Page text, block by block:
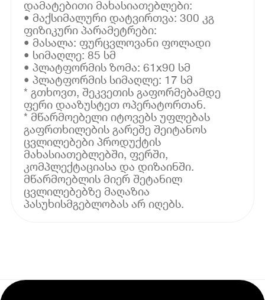
დამატებითი მახასიათებლები:
• მაქსიმალური დატვირთვა: 300 კგ
ფიზიკური პარამეტრები:
• მასალა: ფურცვლოვანი ფოლადი
• სიმაღლე: 85 სმ
• პლატფორმის ზომა: 61x90 სმ
• პლატფორმის სიმაღლე: 17 სმ
* გთხოვთ, შეკვეთის გაფორმებამდე
ფერი დააზუსტეთ ოპერატორთან.
* მწარმოებელი იტოვებს უფლებას
გაფრთხილების გარეშე შეიტანოს
ცვლილებები პროდუქტის
მახასიათებლებში, ფერში,
კომპლექტაციასა და დიზაინში.
მწარმოებლის მიერ შეტანილ
ცვლილებებზე მაღაზია
პასუხისმგებლობას არ იღებს.